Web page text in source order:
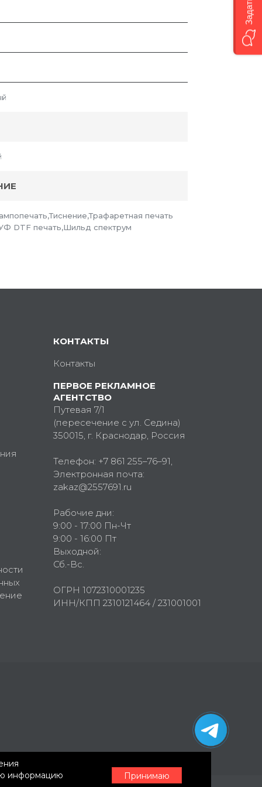
печать
DTF печать,Шильд спектрум
КОНТАКТЫ
Контакты
ПЕРВОЕ РЕКЛАМНОЕ
АГЕНТСТВО
Путевая 7/1
(пересечение с ул. Седина)
350015 , г. Краснодар, Россия
Телефон: +7 861 255–76–91
Электронная почта:
zakaz@2557691.ru
Рабочие дни:
9:00 - 17:00 Пн-Чт
9:00 - 16:00 Пт
Выходной:
Сб.-Вс.
ОГРН 1072310001235
ИНН/КПП 2310121464 / 231001001
информацию
Принимаю